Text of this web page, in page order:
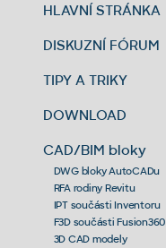
HLAVNÍ STRÁNKA
DISKUZNÍ FÓRUM
TIPY A TRIKY
DOWNLOAD
CAD/BIM bloky
DWG bloky AutoCADu
RFA rodiny Revitu
IPT součásti Inventoru
F3D součásti Fusion360
3D CAD modely